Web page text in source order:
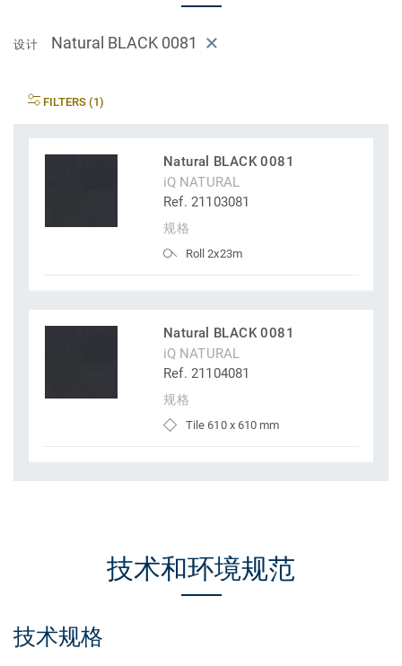
设计 Natural BLACK 0081
FILTERS (1)
Natural BLACK 0081
iQ NATURAL
Ref. 21103081
规格
Roll 2x23m
Natural BLACK 0081
iQ NATURAL
Ref. 21104081
规格
Tile 610 x 610 mm
技术和环境规范
技术规格